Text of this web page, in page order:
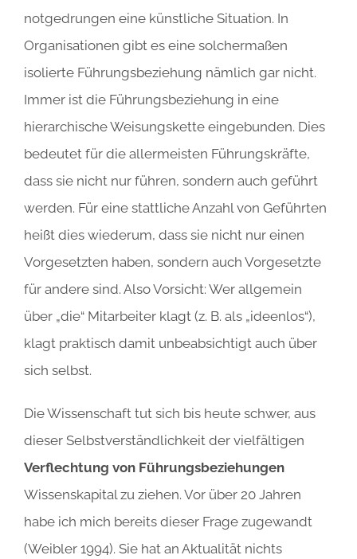
notgedrungen eine künstliche Situation. In
Organisationen gibt es eine solchermaßen
isolierte Führungsbeziehung nämlich gar nicht.
Immer ist die Führungsbeziehung in eine
hierarchische Weisungskette eingebunden. Dies
bedeutet für die allermeisten Führungskräfte,
dass sie nicht nur führen, sondern auch geführt
werden. Für eine stattliche Anzahl von Geführten
heißt dies wiederum, dass sie nicht nur einen
Vorgesetzten haben, sondern auch Vorgesetzte
für andere sind. Also Vorsicht: Wer allgemein
über „die“ Mitarbeiter klagt (z. B. als „ideenlos“),
klagt praktisch damit unbeabsichtigt auch über
sich selbst.
Die Wissenschaft tut sich bis heute schwer, aus
dieser Selbstverständlichkeit der vielfältigen
Verflechtung von Führungsbeziehungen
Wissenskapital zu ziehen. Vor über 20 Jahren
habe ich mich bereits dieser Frage zugewandt
(Weibler 1994). Sie hat an Aktualität nichts